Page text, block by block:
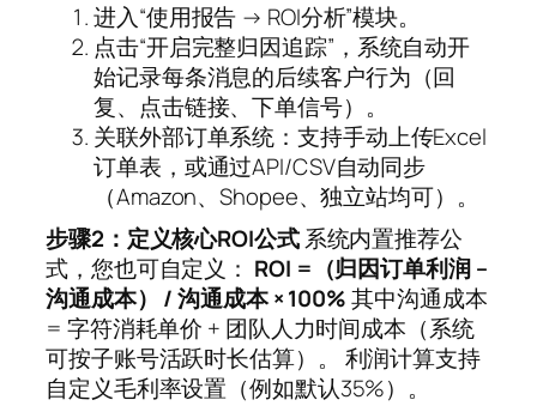
进入“使用报告 → ROI分析”模块。
点击“开启完整归因追踪”，系统自动开
始记录每条消息的后续客户行为（回
复、点击链接、下单信号）。
关联外部订单系统：支持手动上传Excel
订单表，或通过API/CSV自动同步
（Amazon、Shopee、独立站均可）。
步骤2：定义核心ROI公式系统内置推荐公
式，您也可自定义： ROI =（归因订单利润 –
沟通成本） / 沟通成本 × 100%其中沟通成本
= 字符消耗单价 + 团队人力时间成本（系统
可按子账号活跃时长估算）。 利润计算支持
自定义毛利率设置（例如默认35%）。